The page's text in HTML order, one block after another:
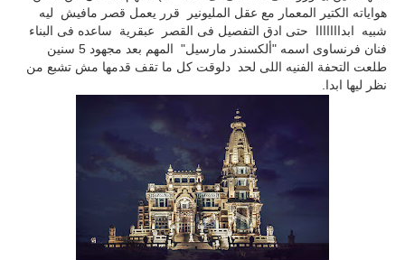
هواياته الكتير المعمار مع عقل المليونير قرر يعمل قصر مافيش ليه
شبيه ابدااااااا حتى ادق التفصيل فى القصر عبقرية ساعده فى البناء
فنان فرنساوى اسمه
"ألكسندر مارسيل" المهم بعد مجهود 5 سنين
طلعت التحفة الفنيه اللى لحد دلوقت كل ما تقف قدمها مش تشبع من
نظر ليها ابدا.